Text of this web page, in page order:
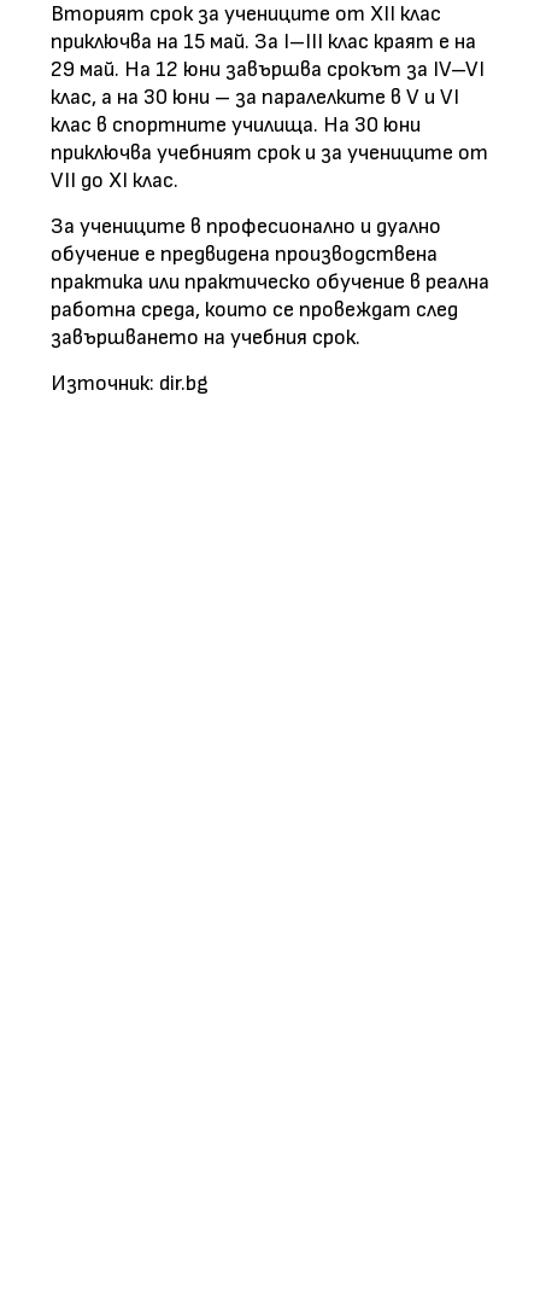
Вторият срок за учениците от XII клас
приключва на 15 май. За I–III клас краят е на
29 май. На 12 юни завършва срокът за IV–VI
клас, а на 30 юни – за паралелките в V и VI
клас в спортните училища. На 30 юни
приключва учебният срок и за учениците от
VII до XI клас.
За учениците в професионално и дуално
обучение е предвидена производствена
практика или практическо обучение в реална
работна среда, които се провеждат след
завършването на учебния срок.
Източник: dir.bg